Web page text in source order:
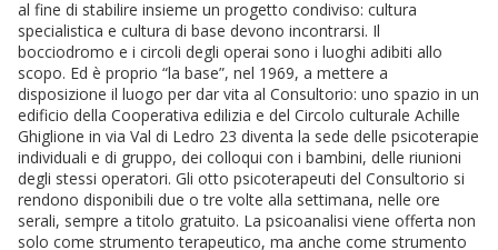
al fine di stabilire insieme un progetto condiviso: cultura
specialistica e cultura di base devono incontrarsi. Il
bocciodromo e i circoli degli operai sono i luoghi adibiti allo
scopo. Ed è proprio “la base”, nel 1969, a mettere a
disposizione il luogo per dar vita al Consultorio: uno spazio in un
edificio della Cooperativa edilizia e del Circolo culturale Achille
Ghiglione in via Val di Ledro 23 diventa la sede delle psicoterapie
individuali e di gruppo, dei colloqui con i bambini, delle riunioni
degli stessi operatori. Gli otto psicoterapeuti del Consultorio si
rendono disponibili due o tre volte alla settimana, nelle ore
serali, sempre a titolo gratuito. La psicoanalisi viene offerta non
solo come strumento terapeutico, ma anche come strumento